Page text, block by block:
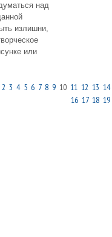
над
излишни,
или
2 3 4 5 6 7 8 910 11 12 13 14
16 17 18 19